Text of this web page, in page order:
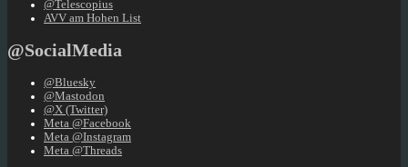
@Telescopius
AVV am Hohen List
@SocialMedia
@Bluesky
@Mastodon
@X (Twitter)
Meta @Facebook
Meta @Instagram
Meta @Threads